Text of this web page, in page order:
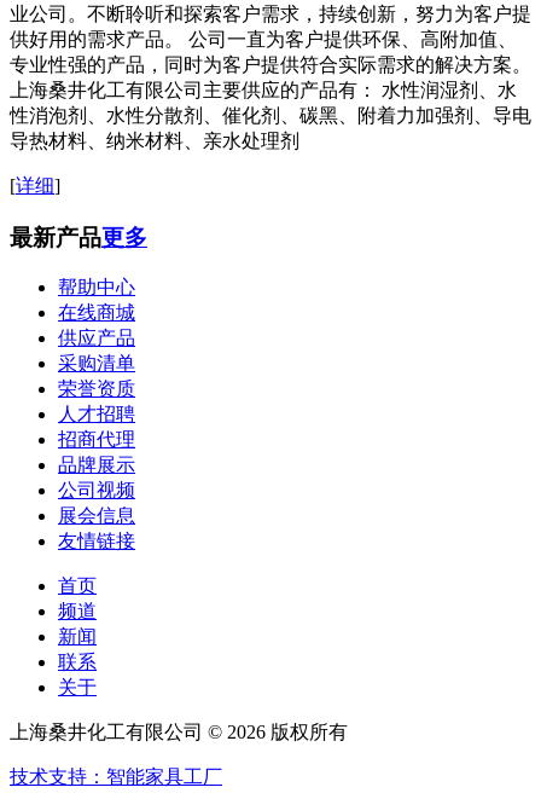
业公司。不断聆听和探索客户需求，持续创新，努力为客户提
供好用的需求产品。 公司一直为客户提供环保、高附加值、
专业性强的产品，同时为客户提供符合实际需求的解决方案。
上海桑井化工有限公司主要供应的产品有： 水性润湿剂、水
性消泡剂、水性分散剂、催化剂、碳黑、附着力加强剂、导电
导热材料、纳米材料、亲水处理剂
[详细]
最新产品更多
帮助中心
在线商城
供应产品
采购清单
荣誉资质
人才招聘
招商代理
品牌展示
公司视频
展会信息
友情链接
首页
频道
新闻
联系
关于
上海桑井化工有限公司 © 2026 版权所有
技术支持：智能家具工厂